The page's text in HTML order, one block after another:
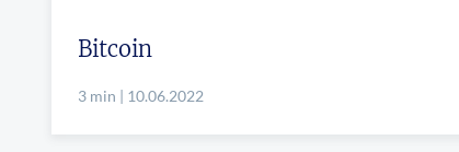
Bitcoin
3 min | 10.06.2022